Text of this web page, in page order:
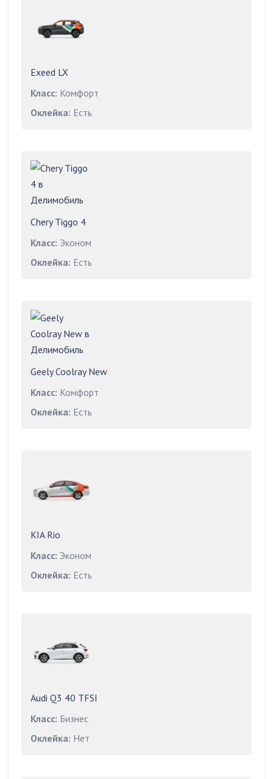
Exeed LX
Класс: Комфорт
Оклейка: Есть
Chery Tiggo 4
Класс: Эконом
Оклейка: Есть
Geely Coolray New
Класс: Комфорт
Оклейка: Есть
KIA Rio
Класс: Эконом
Оклейка: Есть
Audi Q3 40 TFSI
Класс: Бизнес
Оклейка: Нет